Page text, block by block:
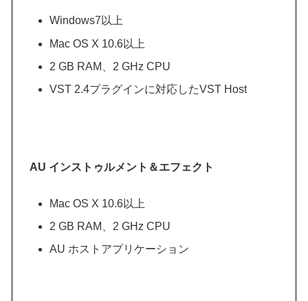
Windows7以上
Mac OS X 10.6以上
2 GB RAM、2 GHz CPU
VST 2.4プラグインに対応したVST Host
AU インストゥルメント＆エフェクト
Mac OS X 10.6以上
2 GB RAM、2 GHz CPU
AU ホストアプリケーション